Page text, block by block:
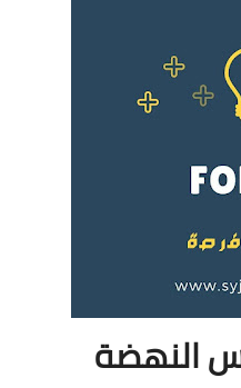
النهضة